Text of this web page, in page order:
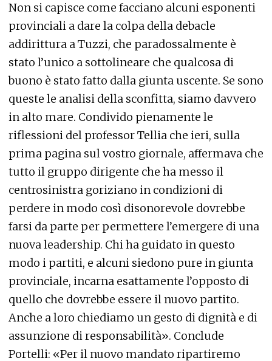
Non si capisce come facciano alcuni esponenti
provinciali a dare la colpa della debacle
addirittura a Tuzzi, che paradossalmente è
stato l’unico a sottolineare che qualcosa di
buono è stato fatto dalla giunta uscente. Se sono
queste le analisi della sconfitta, siamo davvero
in alto mare. Condivido pienamente le
riflessioni del professor Tellia che ieri, sulla
prima pagina sul vostro giornale, affermava che
tutto il gruppo dirigente che ha messo il
centrosinistra goriziano in condizioni di
perdere in modo così disonorevole dovrebbe
farsi da parte per permettere l’emergere di una
nuova leadership. Chi ha guidato in questo
modo i partiti, e alcuni siedono pure in giunta
provinciale, incarna esattamente l’opposto di
quello che dovrebbe essere il nuovo partito.
Anche a loro chiediamo un gesto di dignità e di
assunzione di responsabilità». Conclude
Portelli: «Per il nuovo mandato ripartiremo